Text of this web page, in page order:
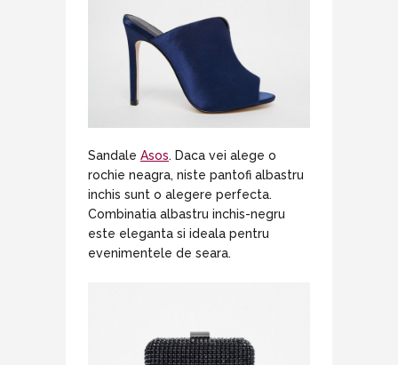
Sandale Asos. Daca vei alege o
rochie neagra, niste pantofi albastru
inchis sunt o alegere perfecta.
Combinatia albastru inchis-negru
este eleganta si ideala pentru
evenimentele de seara.